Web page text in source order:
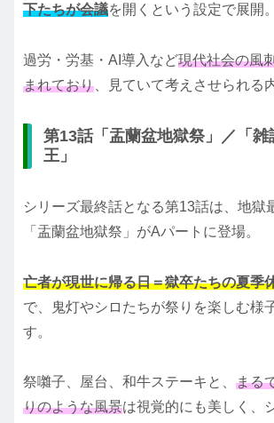
下たちが会議を開くという設定で展開。
過労・労基・AI導入など現代社会の風
まれており 、見ていて考えさせられる
第13話「盂蘭盆地獄祭」／「雑
王」
シリーズ最終話となる第13話は、地獄
「盂蘭盆地獄祭」がAパートに登場。
亡者が現世に帰る日＝獄卒たちの夏季
で、鬼灯やシロたちが祭りを楽しむ様
す。
祭囃子、屋台、和牛ステーキと、 まる
りのような風景は視覚的にも美しく、